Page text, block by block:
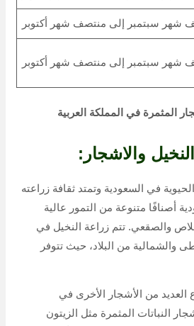
شهر سبتمبر إلى منتصف شهر أكتوبر
شهر سبتمبر إلى منتصف شهر أكتوبر
المثمرة في المملكة العربية
والاشجار:
في السعودية وتمتد ثقافة زراعته
أصنافًا متنوعة من التمور عالية
والصقعي. تتم زراعة النخيل في
والشمالية من البلاد، حيث تتوفر
العديد من الأشجار الأخرى في
النباتات المثمرة مثل الزيتون